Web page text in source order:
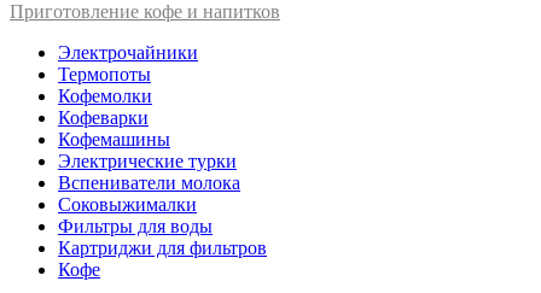
Приготовление кофе и напитков
Электрочайники
Термопоты
Кофемолки
Кофеварки
Кофемашины
Электрические турки
Вспениватели молока
Соковыжималки
Фильтры для воды
Картриджи для фильтров
Кофе